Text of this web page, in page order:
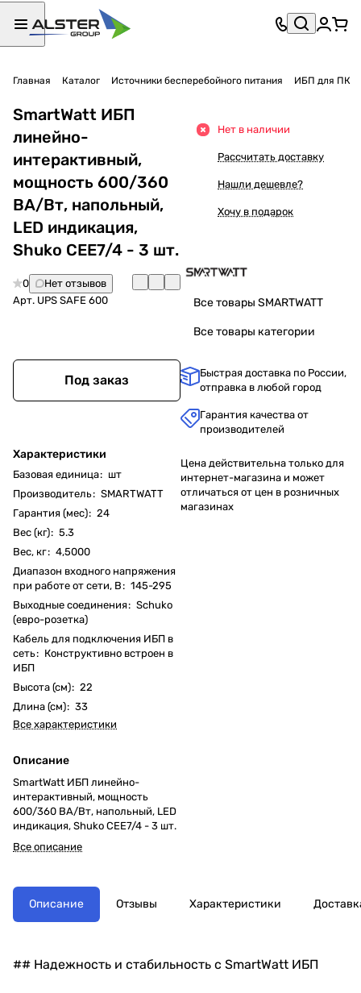
Главная Каталог Источники бесперебойного питания ИБП для ПК
SmartWatt ИБП
линейно-
интерактивный,
мощность 600/360
ВА/Вт, напольный,
LED индикация,
Shuko CEE7/4 - 3 шт.
0
Нет отзывов
Арт. UPS SAFE 600
Под заказ
Характеристики
Базовая единица: шт
Производитель: SMARTWATT
Гарантия (мес): 24
Вес (кг): 5.3
Вес, кг: 4,5000
Диапазон входного напряжения
при работе от сети, В: 145-295
Выходные соединения: Schuko
(евро-розетка)
Кабель для подключения ИБП в
сеть: Конструктивно встроен в
ИБП
Высота (см): 22
Длина (см): 33
Все характеристики
Описание
SmartWatt ИБП линейно-
интерактивный, мощность
600/360 ВА/Вт, напольный, LED
индикация, Shuko CEE7/4 - 3 шт.
Все описание
Нет в наличии
Рассчитать доставку
Нашли дешевле?
Хочу в подарок
Все товары SMARTWATT
Все товары категории
Быстрая доставка по России,
отправка в любой город
Гарантия качества от
производителей
Цена действительна только для
интернет-магазина и может
отличаться от цен в розничных
магазинах
Описание Отзывы Характеристики
## Надежность и стабильность с SmartWatt ИБП